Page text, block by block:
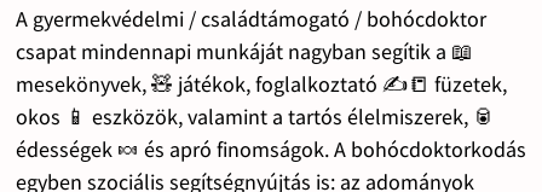
A gyermekvédelmi / családtámogató / bohócdoktor
csapat mindennapi munkáját nagyban segítik a 📖
mesekönyvek, 🧸 játékok, foglalkoztató ✍️📒 füzetek,
okos 📱 eszközök, valamint a tartós élelmiszerek, 🥫
édességek 🍬 és apró finomságok. A bohócdoktorkodás
egyben szociális segítségnyújtás is: az adományok